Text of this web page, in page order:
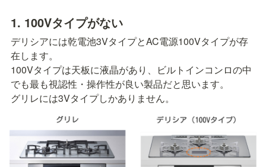
1. 100Vタイプがない
デリシアには乾電池3VタイプとAC電源100Vタイプが存
在します。
100Vタイプは天板に液晶があり、ビルトインコンロの中
でも最も視認性・操作性が良い製品だと思います。
グリレには3Vタイプしかありません。